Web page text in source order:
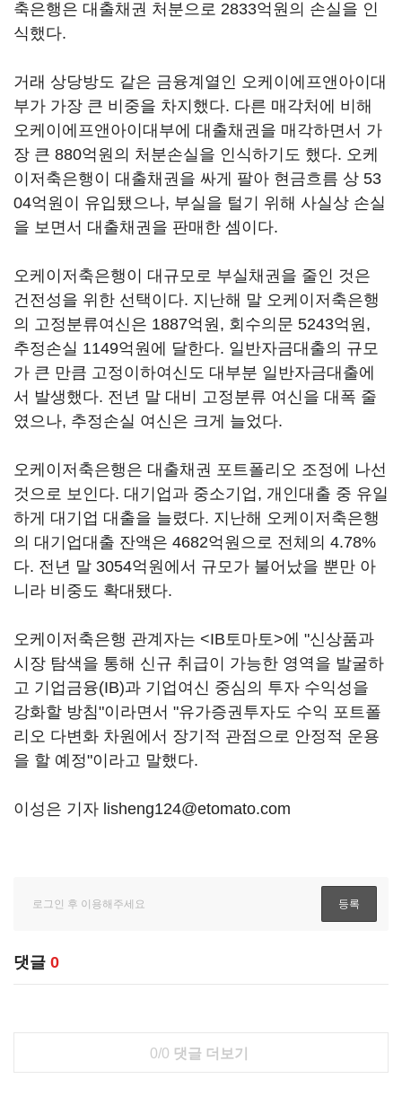
축은행은 대출채권 처분으로 2833억원의 손실을 인
식했다.
거래 상당방도 같은 금융계열인 오케이에프앤아이대
부가 가장 큰 비중을 차지했다. 다른 매각처에 비해
오케이에프앤아이대부에 대출채권을 매각하면서 가
장 큰 880억원의 처분손실을 인식하기도 했다. 오케
이저축은행이 대출채권을 싸게 팔아 현금흐름 상 53
04억원이 유입됐으나, 부실을 털기 위해 사실상 손실
을 보면서 대출채권을 판매한 셈이다.
오케이저축은행이 대규모로 부실채권을 줄인 것은
건전성을 위한 선택이다. 지난해 말 오케이저축은행
의 고정분류여신은 1887억원, 회수의문 5243억원,
추정손실 1149억원에 달한다. 일반자금대출의 규모
가 큰 만큼 고정이하여신도 대부분 일반자금대출에
서 발생했다. 전년 말 대비 고정분류 여신을 대폭 줄
였으나, 추정손실 여신은 크게 늘었다.
오케이저축은행은 대출채권 포트폴리오 조정에 나선
것으로 보인다. 대기업과 중소기업, 개인대출 중 유일
하게 대기업 대출을 늘렸다. 지난해 오케이저축은행
의 대기업대출 잔액은 4682억원으로 전체의 4.78%
다. 전년 말 3054억원에서 규모가 불어났을 뿐만 아
니라 비중도 확대됐다.
오케이저축은행 관계자는 <IB토마토>에 "신상품과
시장 탐색을 통해 신규 취급이 가능한 영역을 발굴하
고 기업금융(IB)과 기업여신 중심의 투자 수익성을
강화할 방침"이라면서 "유가증권투자도 수익 포트폴
리오 다변화 차원에서 장기적 관점으로 안정적 운용
을 할 예정"이라고 말했다.
이성은 기자 lisheng124@etomato.com
댓글 0
0/0 댓글 더보기